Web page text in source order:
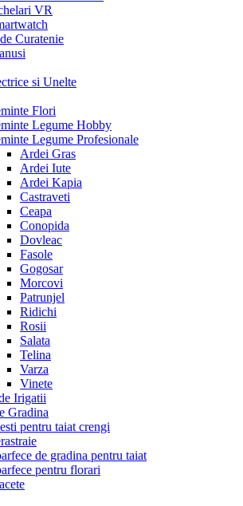
VR
Curatenie
si Unelte
Flori
Legume Hobby
Legume Profesionale
Ardei Gras
Ardei Iute
Ardei Kapia
Castraveti
Ceapa
Conopida
Dovleac
Fasole
Gogosar
Morcovi
Patrunjel
Ridichi
Rosii
Salata
Telina
Varza
Vinete
Irigatii
Gradina
pentru taiat crengi
de gradina pentru taiat
pentru florari